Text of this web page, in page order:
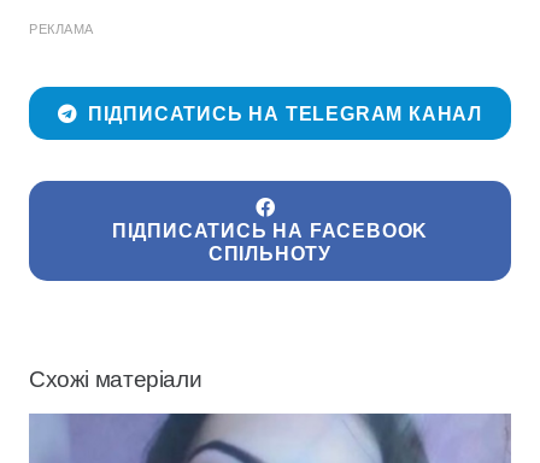
РЕКЛАМА
ПІДПИСАТИСЬ НА TELEGRAM КАНАЛ
ПІДПИСАТИСЬ НА FACEBOOK
СПІЛЬНОТУ
Схожі матеріали